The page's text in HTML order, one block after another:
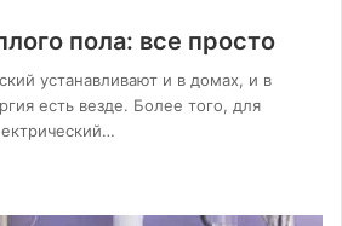
пола: все просто
устанавливают и в домах, и в
есть везде. Более того, для